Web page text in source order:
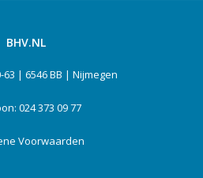
BHV.NL
| 6546 BB | Nijmegen
024 373 09 77
Voorwaarden